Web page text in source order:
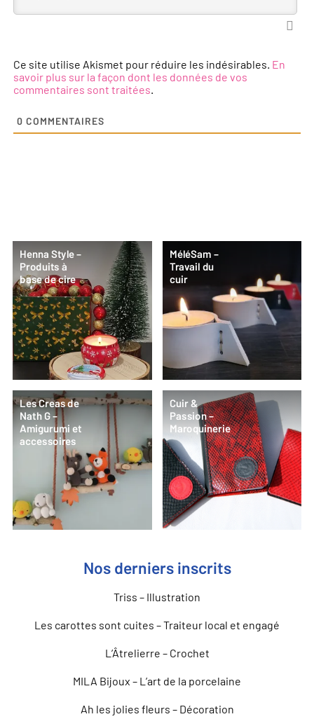
Ce site utilise Akismet pour réduire les indésirables. En
savoir plus sur la façon dont les données de vos
commentaires sont traitées.
0 COMMENTAIRES
Henna Style –
Produits à
base de cire
MéléSam –
Travail du
cuir
Les Creas de
Nath G –
Amigurumi et
accessoires
Cuir &
Passion –
Maroquinerie
Nos derniers inscrits
Triss – Illustration
Les carottes sont cuites – Traiteur local et engagé
L’Âtrelierre – Crochet
MILA Bijoux – L’art de la porcelaine
Ah les jolies fleurs – Décoration